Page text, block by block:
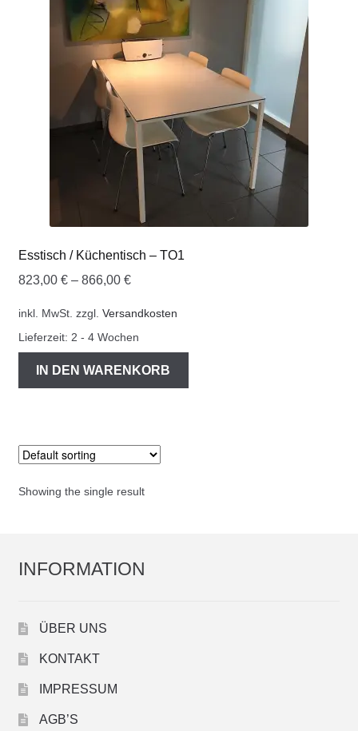
COOKWARE FERLEON
ZUBEHÖR FERLEON
DEKORATION
0 Artikel
Esstisch / Küchentisch – TO1
823,00 €– 866,00 €
inkl. MwSt. zzgl. Versandkosten
Lieferzeit: 2 - 4 Wochen
IN DEN WARENKORB
Showing the single result
INFORMATION
ÜBER UNS
KONTAKT
IMPRESSUM
AGB’S